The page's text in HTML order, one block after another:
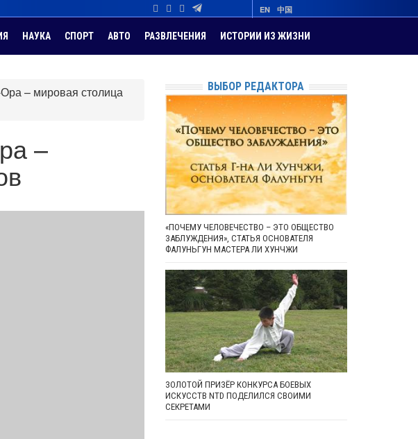
EN 中国
НАУКА СПОРТ АВТО РАЗВЛЕЧЕНИЯ ИСТОРИИ ИЗ ЖИЗНИ
– мировая столица
–
ВЫБОР РЕДАКТОРА
«ПОЧЕМУ ЧЕЛОВЕЧЕСТВО – ЭТО ОБЩЕСТВО
ЗАБЛУЖДЕНИЯ», СТАТЬЯ ОСНОВАТЕЛЯ
ФАЛУНЬГУН МАСТЕРА ЛИ ХУНЧЖИ
ЗОЛОТОЙ ПРИЗЁР КОНКУРСА БОЕВЫХ
ИСКУССТВ NTD ПОДЕЛИЛСЯ СВОИМИ
СЕКРЕТАМИ